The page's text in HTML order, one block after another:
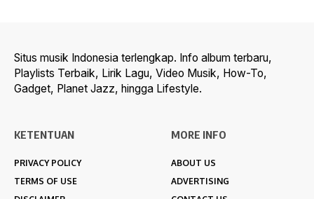
Situs musik Indonesia terlengkap. Info album terbaru,
Playlists Terbaik, Lirik Lagu, Video Musik, How-To,
Gadget, Planet Jazz, hingga Lifestyle.
KETENTUAN
PRIVACY POLICY
TERMS OF USE
MORE INFO
ABOUT US
ADVERTISING